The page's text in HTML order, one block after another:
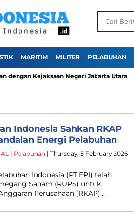
MARITIM MILITER PELABUHAN
Kejaksaan Negeri Jakarta Utara
Indonesia Sahkan RKAP
Energi Pelabuhan
| Pelabuhan | Thursday, 5 February 2026
Indonesia (PT EPI) telah
Saham (RUPS) untuk
Perusahaan (RKAP)…